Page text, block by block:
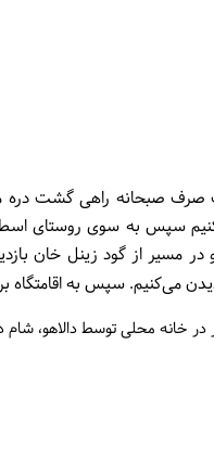
صبحانه راهی گشت دره
سپس به سوی روستای
مسیر از گود زینل خان
می‌کنیم. سپس به اقامتگاه
در خانه محلی توسط دالاهو شام